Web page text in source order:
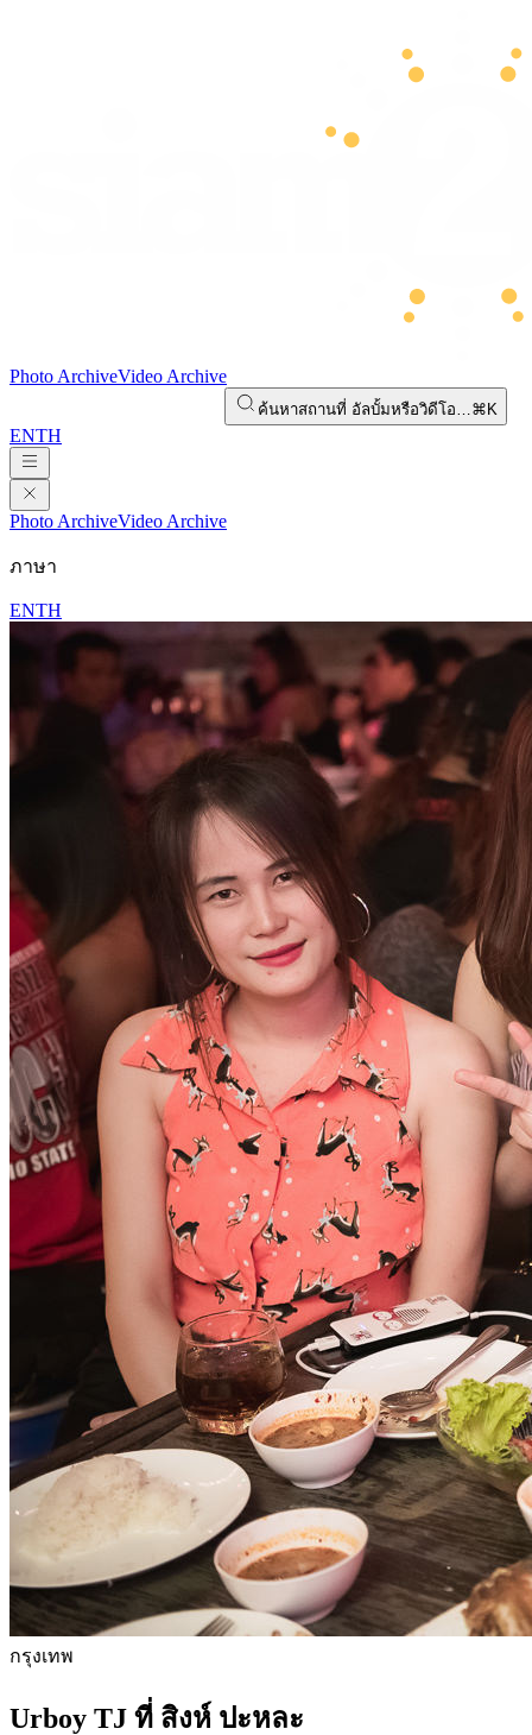
Photo ArchiveVideo Archive
ค้นหาสถานที่ อัลบั้มหรือวิดีโอ…⌘K
ENTH
Photo ArchiveVideo Archive
ภาษา
ENTH
กรุงเทพ
Urboy TJ ที่ สิงห์ ปะหละ